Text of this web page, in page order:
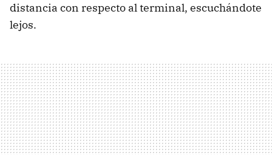
distancia con respecto al terminal, escuchándote
lejos.